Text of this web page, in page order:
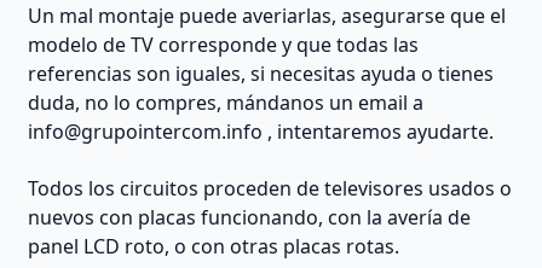
Un mal montaje puede averiarlas, asegurarse que el
modelo de TV corresponde y que todas las
referencias son iguales, si necesitas ayuda o tienes
duda, no lo compres, mándanos un email a
info@grupointercom.info , intentaremos ayudarte.
Todos los circuitos proceden de televisores usados o
nuevos con placas funcionando, con la avería de
panel LCD roto, o con otras placas rotas.